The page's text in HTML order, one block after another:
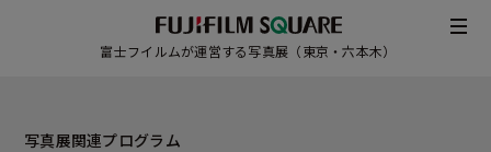
富士フイルムが運営する写真展（東京・六本木）
写真展関連プログラム